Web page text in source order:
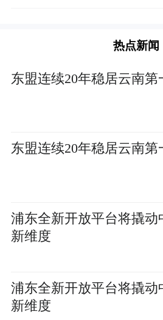
热点新闻
东盟连续20年稳居云南
东盟连续20年稳居云南
浦东全新开放平台将撬动
新维度
浦东全新开放平台将撬动
新维度